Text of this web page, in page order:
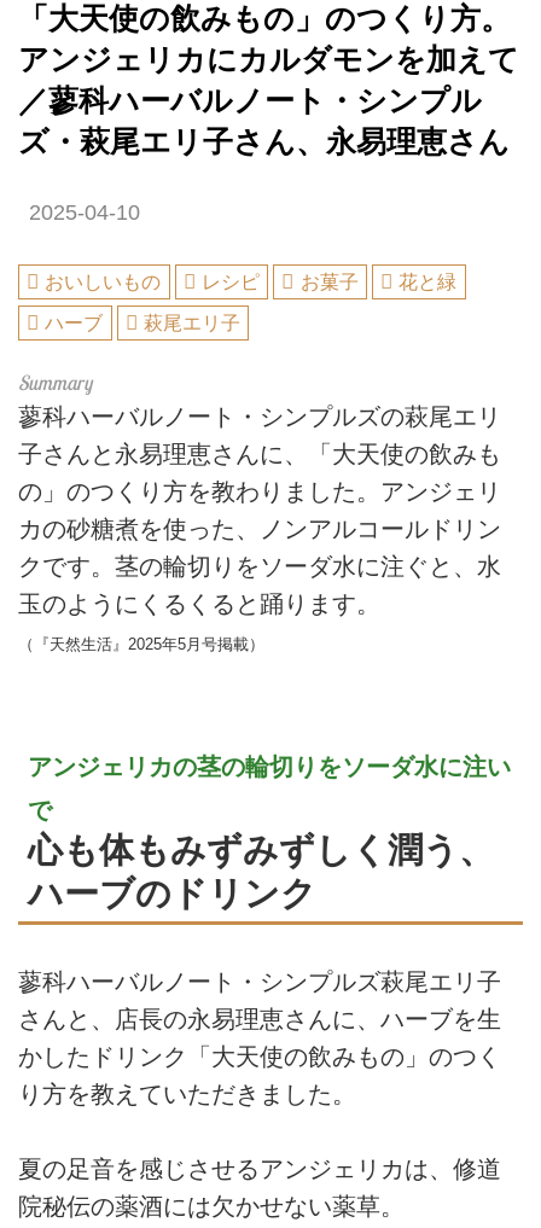
「大天使の飲みもの」のつくり方。
アンジェリカにカルダモンを加えて
／蓼科ハーバルノート・シンプル
ズ・萩尾エリ子さん、永易理恵さん
2025-04-10
おいしいもの レシピ お菓子
花と緑
ハーブ
萩尾エリ子
蓼科ハーバルノート・シンプルズの萩尾エリ
子さんと永易理恵さんに、「大天使の飲みも
の」のつくり方を教わりました。アンジェリ
カの砂糖煮を使った、ノンアルコールドリン
クです。茎の輪切りをソーダ水に注ぐと、水
玉のようにくるくると踊ります。
（『天然生活』2025年5月号掲載）
アンジェリカの茎の輪切りをソーダ水に注い
で
心も体もみずみずしく潤う、
ハーブのドリンク
蓼科ハーバルノート・シンプルズ萩尾エリ子
さんと、店長の永易理恵さんに、ハーブを生
かしたドリンク「大天使の飲みもの」のつく
り方を教えていただきました。
夏の足音を感じさせるアンジェリカは、修道
院秘伝の薬酒には欠かせない薬草。